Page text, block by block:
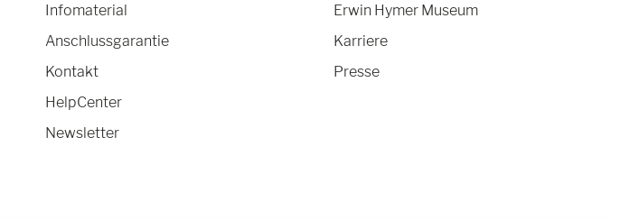
Infomaterial
Anschlussgarantie
Kontakt
HelpCenter
Newsletter
Erwin Hymer Museum
Karriere
Presse